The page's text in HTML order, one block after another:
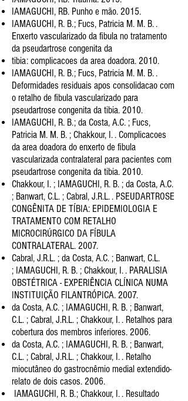
IAMAGUCHI, RB. Punho e mão. 2015.
IAMAGUCHI, R. B.; Fucs, Patricia M. M. B. .
Enxerto vascularizado da fibula no tratamento
da pseudartrose congenita da
tibia: complicacoes da area doadora. 2010.
IAMAGUCHI, R. B.; Fucs, Patricia M. M. B. .
Deformidades residuais apos consolidacao com
o retalho de fibula vascularizado para
pseudartrose congenita da tibia. 2010.
IAMAGUCHI, R. B.; da Costa, A.C. ; Fucs,
Patricia M. M. B. ; Chakkour, I. . Complicacoes
da area doadora do enxerto de fibula
vascularizada contralateral para pacientes com
pseudartrose congenita da tibia. 2010.
Chakkour, I. ; IAMAGUCHI, R. B. ; da Costa, A.C.
; Banwart, C.L. ; Cabral, J.R.L. . PSEUDARTROSE
CONGÊNITA DE TÍBIA: EPIDEMIOLOGIA E
TRATAMENTO COM RETALHO
MICROCIRÚRGICO DA FÍBULA
CONTRALATERAL. 2007.
Cabral, J.R.L. ; da Costa, A.C. ; Banwart, C.L.
; IAMAGUCHI, R. B. ; Chakkour, I. . PARALISIA
OBSTÉTRICA - EXPERIÊNCIA CLÍNICA NUMA
INSTITUIÇÃO FILANTRÓPICA. 2007.
da Costa, A.C. ; IAMAGUCHI, R. B. ; Banwart,
C.L. ; Cabral, J.R.L. ; Chakkour, I. . Retalhos para
cobertura dos membros inferiores. 2006.
da Costa, A.C. ; IAMAGUCHI, R. B. ; Banwart,
C.L. ; Cabral, J.R.L. ; Chakkour, I. . Retalho
miocutâneo do gastrocnêmio medial extendido-
relato de dois casos. 2006.
IAMAGUCHI, R. B.; Chakkour, I. . Resultado